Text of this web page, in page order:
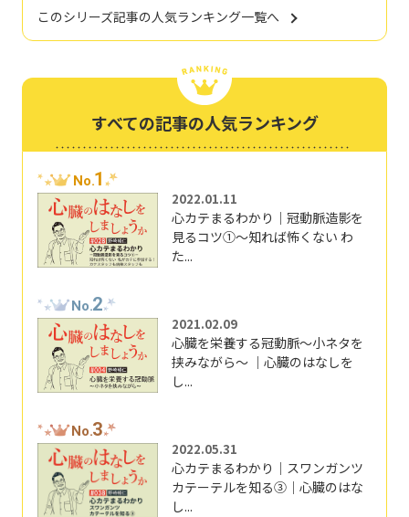
このシリーズ記事の人気ランキング一覧へ
すべての記事の人気ランキング
No.1
2022.01.11
心カテまるわかり｜冠動脈造影を
見るコツ①～知れば怖くない わ
た...
No.2
2021.02.09
心臓を栄養する冠動脈～小ネタを
挟みながら～ ｜心臓のはなしを
し...
No.3
2022.05.31
心カテまるわかり｜スワンガンツ
カテーテルを知る③｜心臓のはな
し...